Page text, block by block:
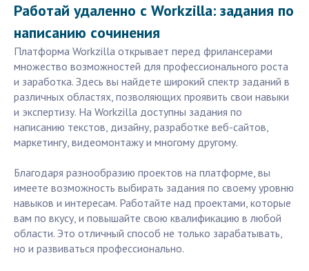
Работай удаленно с Workzilla: задания по
написанию сочинения
Платформа Workzilla открывает перед фрилансерами
множество возможностей для профессионального роста
и заработка. Здесь вы найдете широкий спектр заданий в
различных областях, позволяющих проявить свои навыки
и экспертизу. На Workzilla доступны задания по
написанию текстов, дизайну, разработке веб-сайтов,
маркетингу, видеомонтажу и многому другому.
Благодаря разнообразию проектов на платформе, вы
имеете возможность выбирать задания по своему уровню
навыков и интересам. Работайте над проектами, которые
вам по вкусу, и повышайте свою квалификацию в любой
области. Это отличный способ не только зарабатывать,
но и развиваться профессионально.